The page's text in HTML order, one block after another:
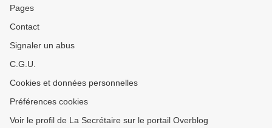
Pages
Contact
Signaler un abus
C.G.U.
Cookies et données personnelles
Préférences cookies
Voir le profil de La Secrétaire sur le portail Overblog